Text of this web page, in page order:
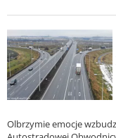
Olbrzymie emocje